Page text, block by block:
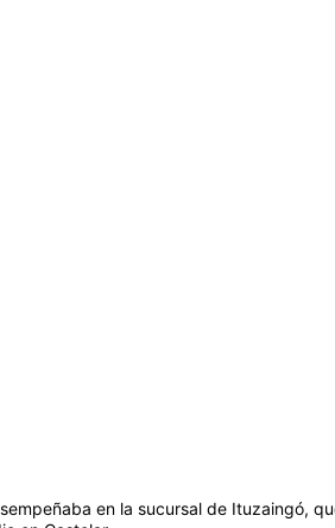
en la sucursal de Ituzaingó,